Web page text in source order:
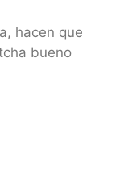
hacen que
bueno